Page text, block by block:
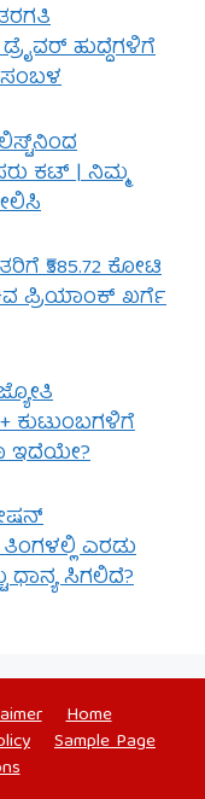
ಹುದ್ದೆಗಳಿಗೆ
ಸಂಬಳ
ಕಟ್ | ನಿಮ್ಮ
₹585.72 ಕೋಟಿ
ಪ್ರಿಯಾಂಕ್ ಖರ್ಗೆ
ಕುಟುಂಬಗಳಿಗೆ
ಇದೆಯೇ?
ಎರಡು
ಸಿಗಲಿದೆ?
Home
Sample Page